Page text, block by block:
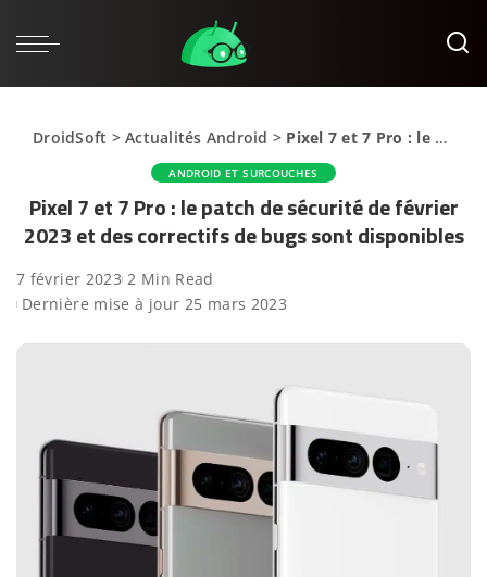
DroidSoft >Actualités Android > Pixel 7 et 7 Pro : le patch de sécurité de février 2023 et des correctifs de bugs sont disponibles
ANDROID ET SURCOUCHES
Pixel 7 et 7 Pro : le patch de sécurité de février
2023 et des correctifs de bugs sont disponibles
7 février 2023 2 Min Read
Dernière mise à jour 25 mars 2023